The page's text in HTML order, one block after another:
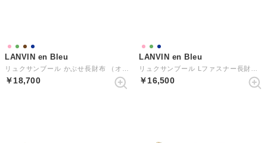
LANVIN en Bleu
￥18,700
LANVIN en Bleu
￥16,500